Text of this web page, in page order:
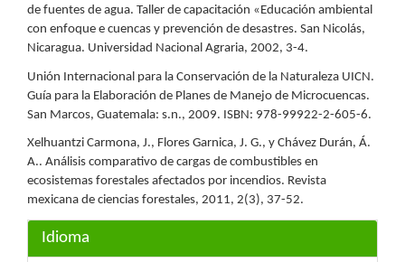
de fuentes de agua. Taller de capacitación «Educación ambiental
con enfoque e cuencas y prevención de desastres. San Nicolás,
Nicaragua. Universidad Nacional Agraria, 2002, 3-4.
Unión Internacional para la Conservación de la Naturaleza UICN.
Guía para la Elaboración de Planes de Manejo de Microcuencas.
San Marcos, Guatemala: s.n., 2009. ISBN: 978-99922-2-605-6.
Xelhuantzi Carmona, J., Flores Garnica, J. G., y Chávez Durán, Á.
A.. Análisis comparativo de cargas de combustibles en
ecosistemas forestales afectados por incendios. Revista
mexicana de ciencias forestales, 2011, 2(3), 37-52.
Idioma